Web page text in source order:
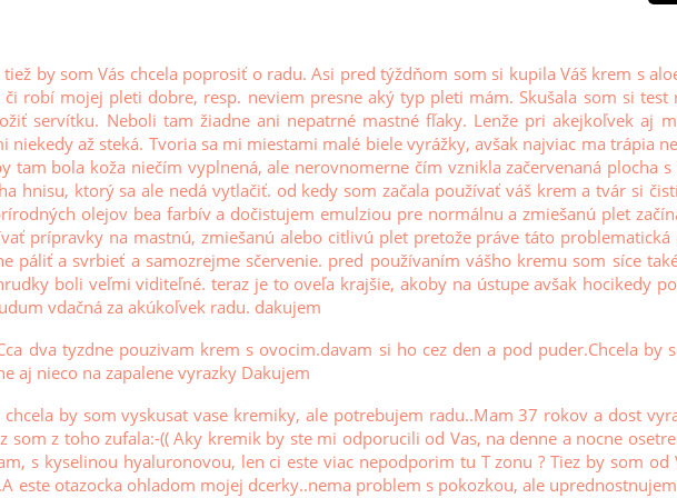
by som Vás chcela poprosiť o radu. Asi pred týždňom som si kupila Váš krem s
robí mojej pleti dobre, resp. neviem presne aký typ pleti mám. Skušala som si
servítku. Neboli tam žiadne ani nepatrné mastné fľaky. Lenže pri akejkoľvek aj
niekedy až steká. Tvoria sa mi miestami malé biele vyrážky, avšak najviac ma trápia
tam bola koža niečím vyplnená, ale nerovnomerne čím vznikla začervenaná plocha
hnisu, ktorý sa ale nedá vytlačiť. od kedy som začala používať váš krem a tvár si
olejov bea farbív a dočistujem emulziou pre normálnu a zmiešanú plet
prípravky na mastnú, zmiešanú alebo citlivú plet pretože práve táto
páliť a svrbieť a samozrejme sčervenie. pred používaním vášho kremu som síce
boli veľmi viditeľné. teraz je to oveľa krajšie, akoby na ústupe avšak hocikedy
vdačná za akúkoľvek radu. dakujem
dva tyzdne pouzivam krem s ovocim.davam si ho cez den a pod puder.Chcela by
aj nieco na zapalene vyrazky Dakujem
by som vyskusat vase kremiky, ale potrebujem radu..Mam 37 rokov a dost
som z toho zufala:-(( Aky kremik by ste mi odporucili od Vas, na denne a nocne
s kyselinou hyaluronovou, len ci este viac nepodporim tu T zonu ? Tiez by som od
este otazocka ohladom mojej dcerky..nema problem s pokozkou, ale